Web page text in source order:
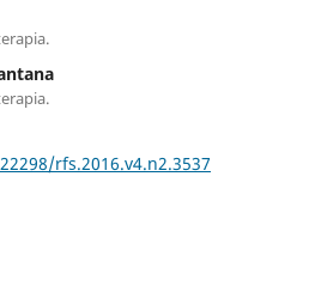
rfs.2016.v4.n2.3537